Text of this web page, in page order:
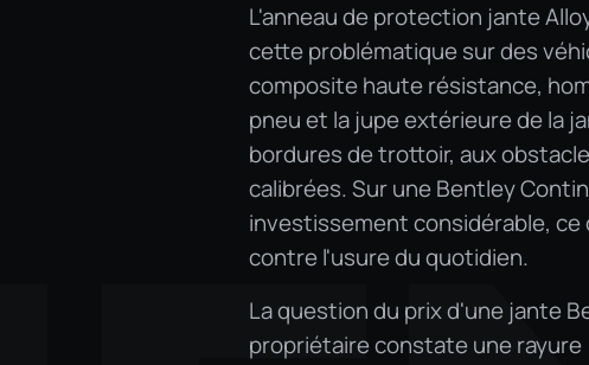
L'anneau de protection jante
cette problématique sur des
composite haute résistance,
pneu et la jupe extérieure de la
bordures de trottoir, aux
calibrées. Sur une Bentley
investissement considérable,
contre l'usure du quotidien.
La question du prix d'une jante
propriétaire constate une